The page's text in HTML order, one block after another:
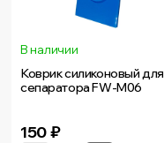
В наличии
Коврик силиконовый для
сепаратора FW-M06
150₽